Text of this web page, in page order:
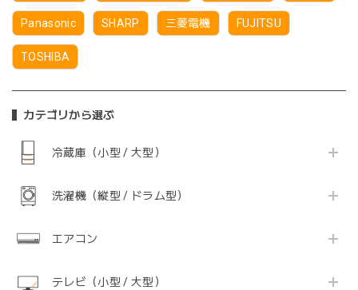
Panasonic SHARP 三菱電機 FUJITSU
TOSHIBA
カテゴリから選ぶ
冷蔵庫（小型 / 大型）
洗濯機（縦型 / ドラム型）
エアコン
テレビ（小型 / 大型）